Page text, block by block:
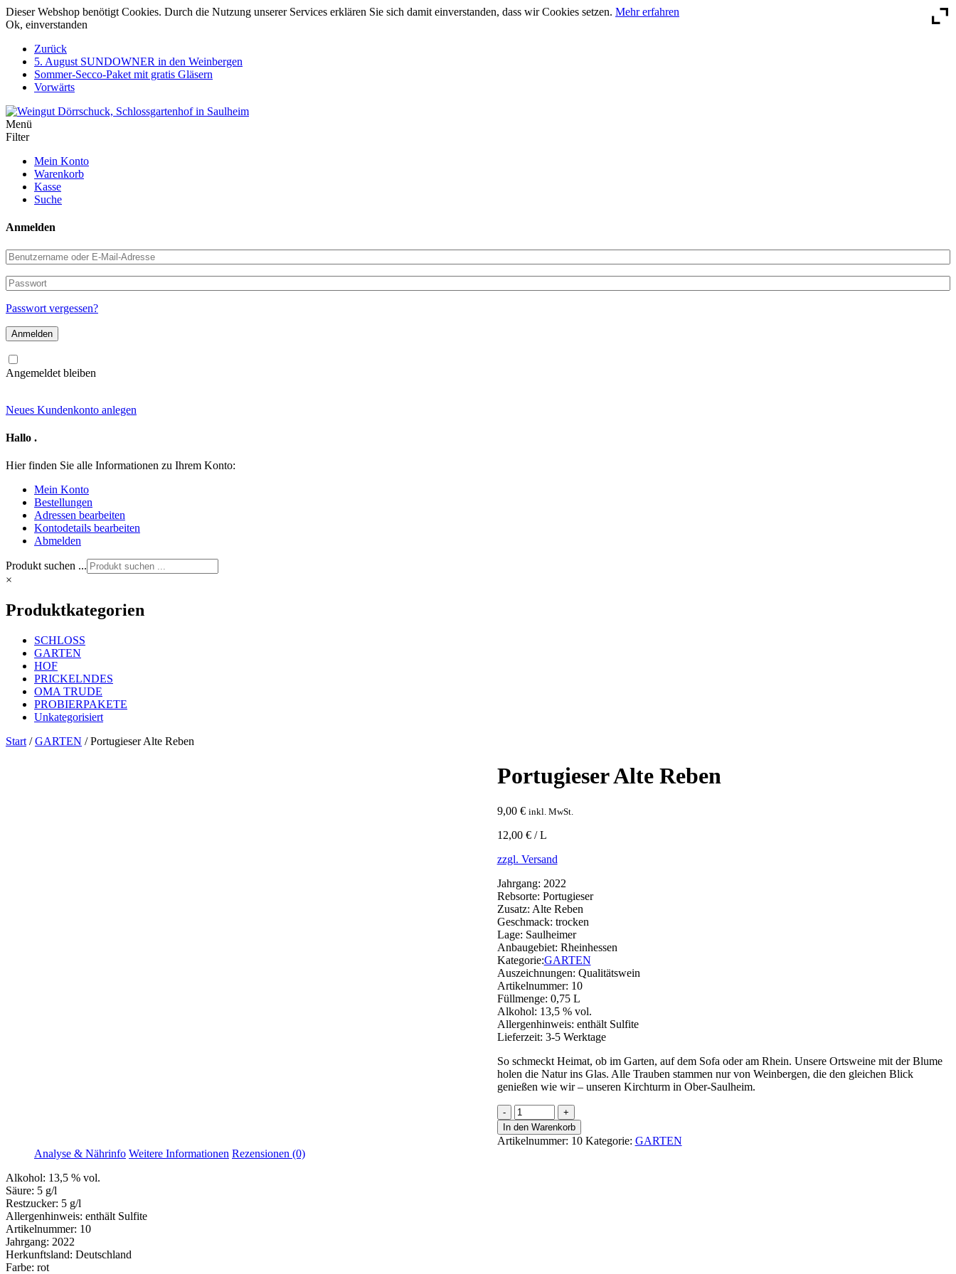
Dieser Webshop benötigt Cookies. Durch die Nutzung unserer Services erklären Sie sich damit einverstanden, dass wir Cookies setzen. Mehr erfahren
Ok, einverstanden
Weiter
zum
Inhalt
Zurück
5. August SUNDOWNER in den Weinbergen
Sommer-Secco-Paket mit gratis Gläsern
Vorwärts
Menü
Filter
Mein Konto
Warenkorb
Kasse
Suche
Anmelden
Benutzername
oder
E-
Mail-
Adresse
Passwort
Passwort vergessen?
Angemeldet bleiben
Neues Kundenkonto anlegen
Hallo .
Hier finden Sie alle Informationen zu Ihrem Konto:
Mein Konto
Bestellungen
Adressen bearbeiten
Kontodetails bearbeiten
Abmelden
Produkt suchen ...
×
Produktkategorien
SCHLOSS
GARTEN
HOF
PRICKELNDES
OMA TRUDE
PROBIERPAKETE
Unkategorisiert
Start /GARTEN / Portugieser Alte Reben
Portugieser Alte Reben
9,00 € inkl. MwSt.
12,00 € / L
zzgl. Versand
Jahrgang: 2022
Rebsorte: Portugieser
Zusatz: Alte Reben
Geschmack: trocken
Lage: Saulheimer
Anbaugebiet: Rheinhessen
Kategorie:GARTEN
Auszeichnungen: Qualitätswein
Artikelnummer: 10
Füllmenge: 0,75 L
Alkohol: 13,5 % vol.
Allergenhinweis: enthält Sulfite
Lieferzeit: 3-5 Werktage
So schmeckt Heimat, ob im Garten, auf dem Sofa oder am Rhein. Unsere Ortsweine mit der Blume
holen die Natur ins Glas. Alle Trauben stammen nur von Weinbergen, die den gleichen Blick
genießen wie wir – unseren Kirchturm in Ober-Saulheim.
Portugieser
Alte
Reben
Menge
In den Warenkorb
Artikelnummer: 10 Kategorie: GARTEN
Analyse & Nährinfo Weitere Informationen Rezensionen (0)
Alkohol: 13,5 % vol.
Säure: 5 g/l
Restzucker: 5 g/l
Allergenhinweis: enthält Sulfite
Artikelnummer: 10
Jahrgang: 2022
Herkunftsland: Deutschland
Farbe: rot